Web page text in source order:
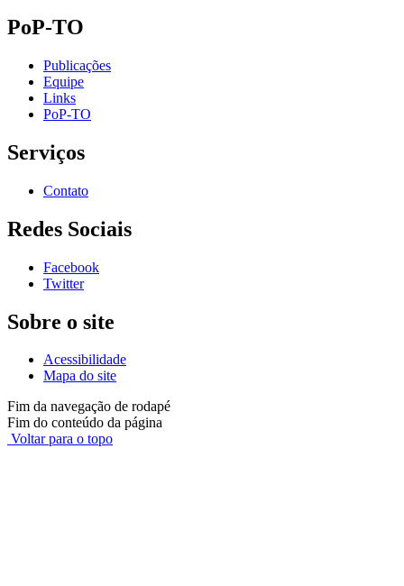
PoP-TO
Publicações
Equipe
Links
PoP-TO
Serviços
Contato
Redes Sociais
Facebook
Twitter
Sobre o site
Acessibilidade
Mapa do site
Fim da navegação de rodapé
Fim do conteúdo da página
Voltar para o topo